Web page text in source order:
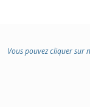
Vous pouvez cliquer sur